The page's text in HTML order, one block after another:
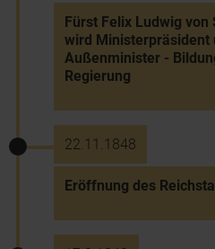
Fürst Felix Ludwig von
wird Ministerpräsident
Außenminister -
Regierung
22.11.1848
Eröffnung des